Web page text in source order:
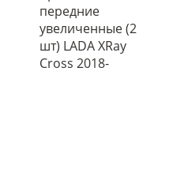
передние
увеличенные (2
шт) LADA XRay
Cross 2018-